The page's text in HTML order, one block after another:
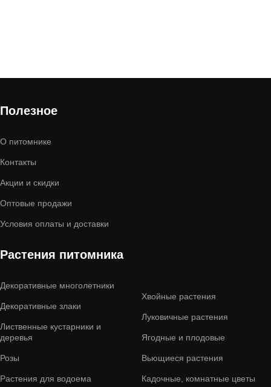
Полезное
О питомнике
Контакты
Акции и скидки
Оптовые продажи
Условия оплаты и доставки
Растения питомника
Декоративные многолетники
Декоративные злаки
Лиственные кустарники и
деревья
Розы
Растения для водоема
Хвойные растения
Луковичные растения
Ягодные и плодовые
Вьющиеся растения
Кадочные, комнатные цветы